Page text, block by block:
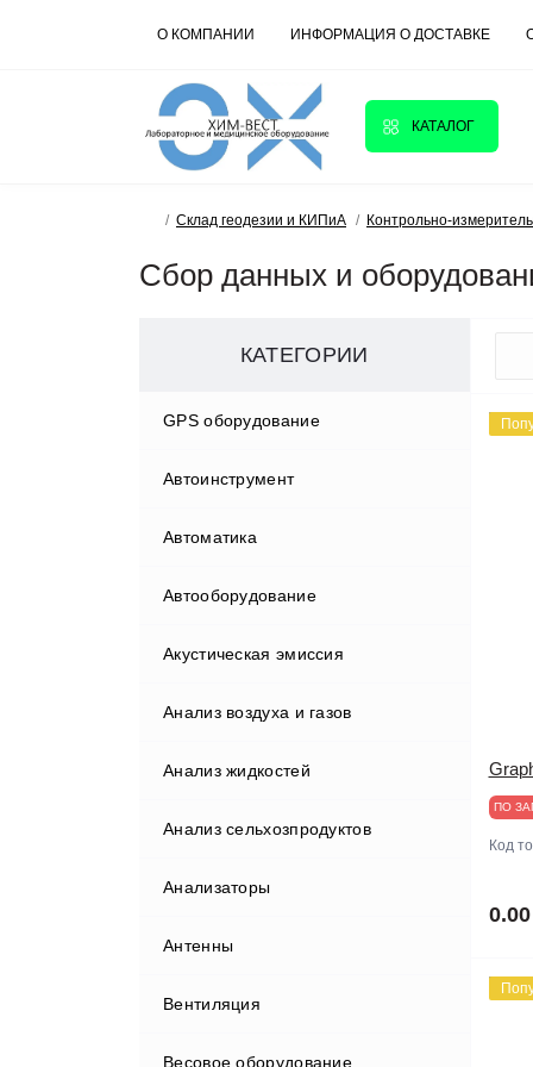
О КОМПАНИИ ИНФОРМАЦИЯ О ДОСТАВКЕ
КАТАЛОГ
Склад геодезии и КИПиА Контрольно-
Сбор данных и
КАТЕГОРИИ
GPS оборудование
Автоинструмент
Автоматика
Автооборудование
Бортовые компьютеры
Видеорегистраторы
Газоанализаторы
Гаражные краны
Диагностические комплексы
Диагностическое
Акустическая эмиссия
Анализ воздуха и газов
Анализ жидкостей
Анализ сельхозпродуктов
Анализаторы мяса
Анализаторы
Антенны
Вентиляция
Весовое оборудование
ПО
Код